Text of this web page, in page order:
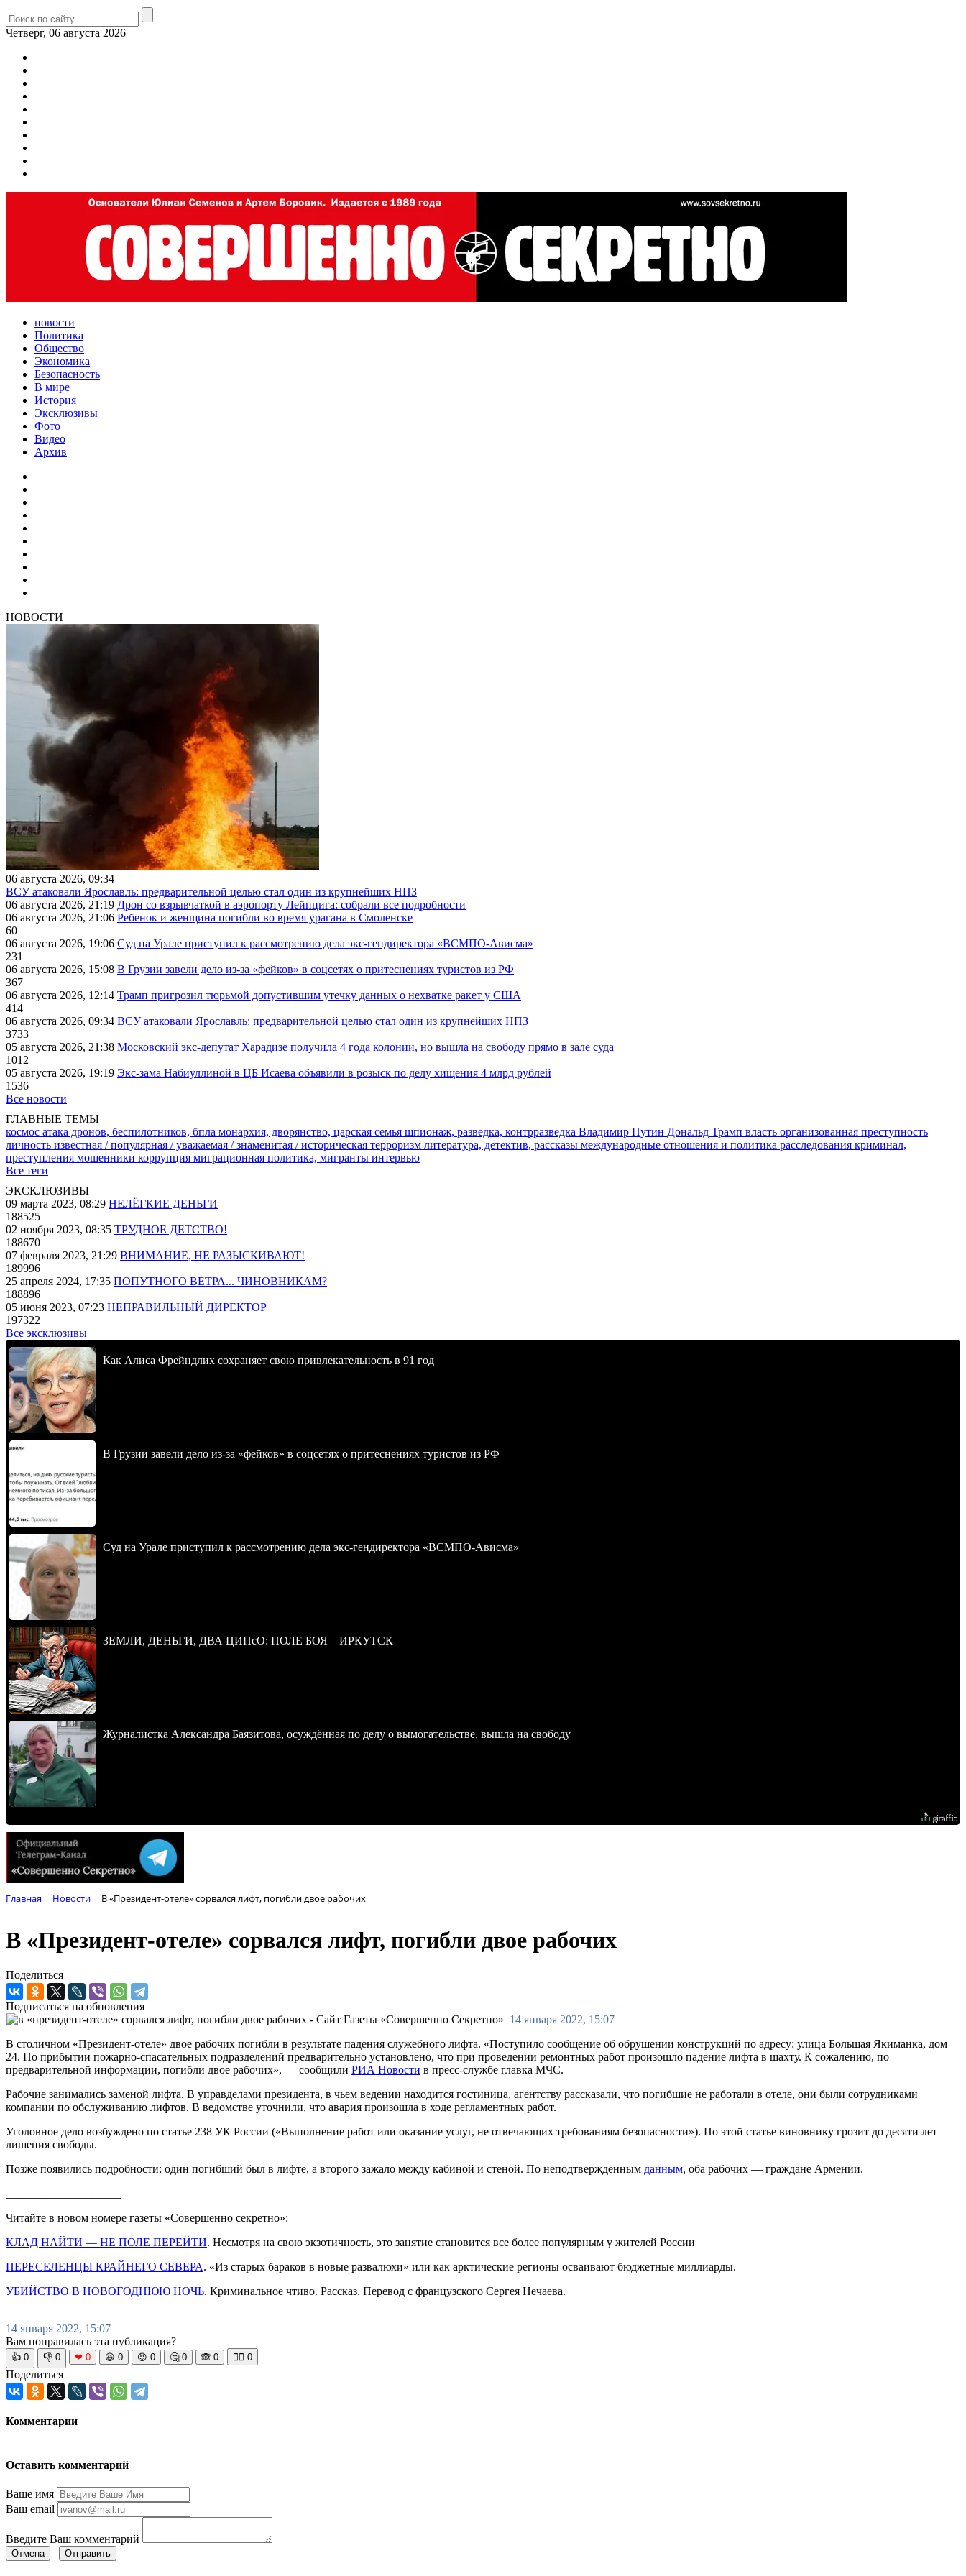
Четверг, 06 августа 2026
новости
Политика
Общество
Экономика
Безопасность
В мире
История
Эксклюзивы
Фото
Видео
Архив
НОВОСТИ
06 августа 2026, 09:34
ВСУ атаковали Ярославль: предварительной целью стал один из крупнейших НПЗ
06 августа 2026, 21:19 Дрон со взрывчаткой в аэропорту Лейпцига: собрали все подробности
06 августа 2026, 21:06 Ребенок и женщина погибли во время урагана в Смоленске
60
06 августа 2026, 19:06 Суд на Урале приступил к рассмотрению дела экс-гендиректора «ВСМПО-Ависма»
231
06 августа 2026, 15:08 В Грузии завели дело из-за «фейков» в соцсетях о притеснениях туристов из РФ
367
06 августа 2026, 12:14 Трамп пригрозил тюрьмой допустившим утечку данных о нехватке ракет у США
414
06 августа 2026, 09:34 ВСУ атаковали Ярославль: предварительной целью стал один из крупнейших НПЗ
3733
05 августа 2026, 21:38 Московский экс-депутат Харадизе получила 4 года колонии, но вышла на свободу прямо в зале суда
1012
05 августа 2026, 19:19 Экс-зама Набиуллиной в ЦБ Исаева объявили в розыск по делу хищения 4 млрд рублей
1536
Все новости
ГЛАВНЫЕ ТЕМЫ
космос атака дронов, беспилотников, бпла монархия, дворянство, царская семья шпионаж, разведка, контрразведка Владимир Путин Дональд Трамп власть организованная преступность
личность известная / популярная / уважаемая / знаменитая / историческая терроризм литература, детектив, рассказы международные отношения и политика расследования криминал,
преступления мошенники коррупция миграционная политика, мигранты интервью
Все теги
ЭКСКЛЮЗИВЫ
09 марта 2023, 08:29 НЕЛЁГКИЕ ДЕНЬГИ
188525
02 ноября 2023, 08:35 ТРУДНОЕ ДЕТСТВО!
188670
07 февраля 2023, 21:29 ВНИМАНИЕ, НЕ РАЗЫСКИВАЮТ!
189996
25 апреля 2024, 17:35 ПОПУТНОГО ВЕТРА... ЧИНОВНИКАМ?
188896
05 июня 2023, 07:23 НЕПРАВИЛЬНЫЙ ДИРЕКТОР
197322
Все эксклюзивы
Как Алиса Фрейндлих сохраняет свою привлекательность в 91 год
В Грузии завели дело из-за «фейков» в соцсетях о притеснениях туристов из РФ
Суд на Урале приступил к рассмотрению дела экс-гендиректора «ВСМПО-Ависма»
ЗЕМЛИ, ДЕНЬГИ, ДВА ЦИПсО: ПОЛЕ БОЯ – ИРКУТСК
Журналистка Александра Баязитова, осуждённая по делу о вымогательстве, вышла на свободу
Главная Новости В «Президент-отеле» сорвался лифт, погибли двое рабочих
В «Президент-отеле» сорвался лифт, погибли двое рабочих
Поделиться
Подписаться на обновления
14 января 2022, 15:07
В столичном «Президент-отеле» двое рабочих погибли в результате падения служебного лифта. «Поступило сообщение об обрушении конструкций по адресу: улица Большая Якиманка, дом
24. По прибытии пожарно-спасательных подразделений предварительно установлено, что при проведении ремонтных работ произошло падение лифта в шахту. К сожалению, по
предварительной информации, погибли двое рабочих», — сообщили РИА Новости в пресс-службе главка МЧС.
Рабочие занимались заменой лифта. В управделами президента, в чьем ведении находится гостиница, агентству рассказали, что погибшие не работали в отеле, они были сотрудниками
компании по обслуживанию лифтов. В ведомстве уточнили, что авария произошла в ходе регламентных работ.
Уголовное дело возбуждено по статье 238 УК России («Выполнение работ или оказание услуг, не отвечающих требованиям безопасности»). По этой статье виновнику грозит до десяти лет
лишения свободы.
Позже появились подробности: один погибший был в лифте, а второго зажало между кабиной и стеной. По неподтвержденным данным, оба рабочих — граждане Армении.
Читайте в новом номере газеты «Совершенно секретно»:
КЛАД НАЙТИ — НЕ ПОЛЕ ПЕРЕЙТИ. Несмотря на свою экзотичность, это занятие становится все более популярным у жителей России
ПЕРЕСЕЛЕНЦЫ КРАЙНЕГО СЕВЕРА. «Из старых бараков в новые развалюхи» или как арктические регионы осваивают бюджетные миллиарды.
УБИЙСТВО В НОВОГОДНЮЮ НОЧЬ. Криминальное чтиво. Рассказ. Перевод с французского Сергея Нечаева.
14 января 2022, 15:07
Вам понравилась эта публикация?
👍 0 👎 0 ❤ 0 😆 0 😡 0 🤔 0 🙈 0 🧘‍♀️ 0
Поделиться
Комментарии
Оставить комментарий
Ваше имя
Ваш email
Введите Ваш комментарий
Отмена Отправить